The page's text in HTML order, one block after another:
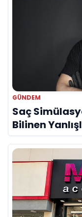
GÜNDEM
Saç
Bilinen
Onur